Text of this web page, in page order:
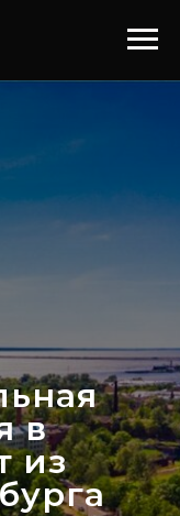
в
из